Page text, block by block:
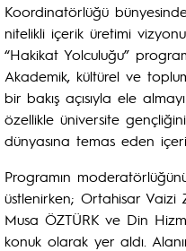
Koordinatörlüğü
nitelikli içerik üretimi
“Hakikat Yolculuğu”
Akademik, kültürel ve
bir bakış açısıyla ele
özellikle üniversite
dünyasına temas eden
Programın
üstlenirken; Ortahisar Vaizi
Musa ÖZTÜRK ve Din
konuk olarak yer aldı.